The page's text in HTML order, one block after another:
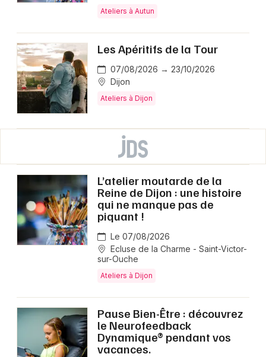
Ateliers à Autun
Les Apéritifs de la Tour
07/08/2026 → 23/10/2026
Dijon
Ateliers à Dijon
L’atelier moutarde de la
Reine de Dijon : une histoire
qui ne manque pas de
piquant !
Le 07/08/2026
Ecluse de la Charme - Saint-Victor-
sur-Ouche
Ateliers à Dijon
Pause Bien-Être : découvrez
le Neurofeedback
Dynamique® pendant vos
vacances.